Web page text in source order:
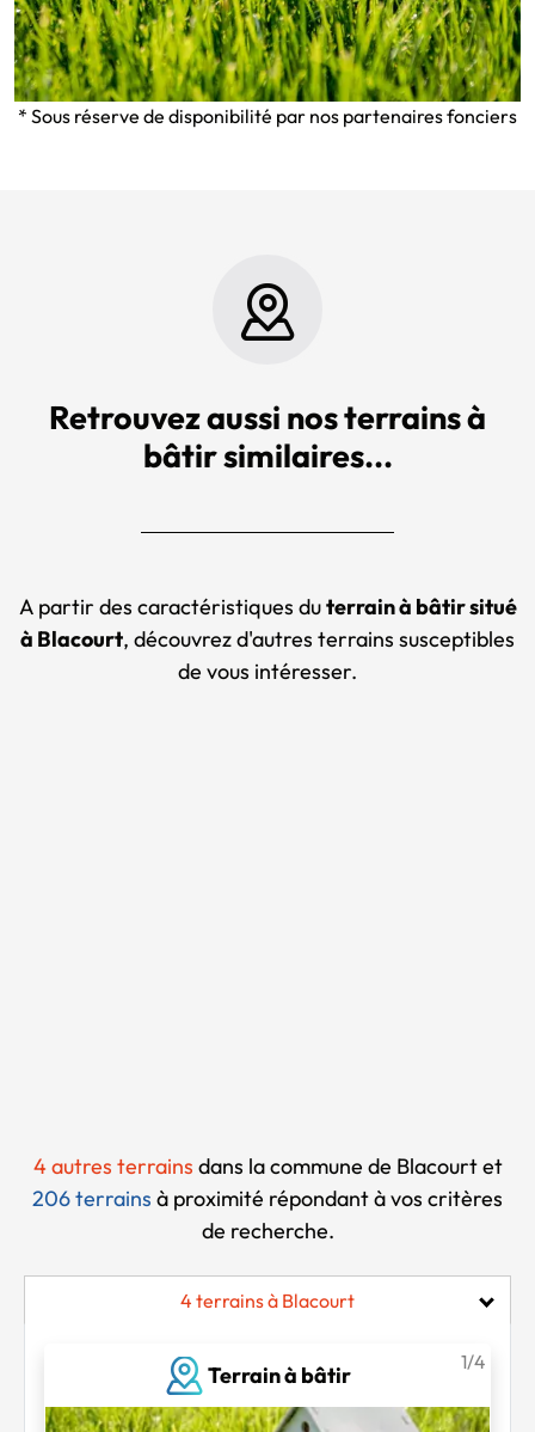
* Sous réserve de disponibilité par nos partenaires fonciers
Retrouvez aussi nos terrains à
bâtir similaires...
A partir des caractéristiques duterrain à bâtir situé
à Blacourt, découvrez d'autres terrains susceptibles
de vous intéresser.
4 autres terrains dans la commune de Blacourt et
206 terrains à proximité répondant à vos critères
de recherche.
4 terrains à Blacourt
Terrain à bâtir
1/4